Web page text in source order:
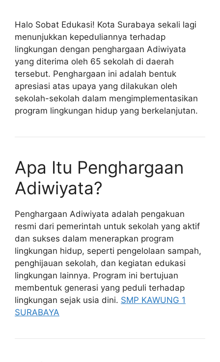
Halo Sobat Edukasi! Kota Surabaya sekali lagi
menunjukkan kepeduliannya terhadap
lingkungan dengan penghargaan Adiwiyata
yang diterima oleh 65 sekolah di daerah
tersebut. Penghargaan ini adalah bentuk
apresiasi atas upaya yang dilakukan oleh
sekolah-sekolah dalam mengimplementasikan
program lingkungan hidup yang berkelanjutan.
Apa Itu Penghargaan
Adiwiyata?
Penghargaan Adiwiyata adalah pengakuan
resmi dari pemerintah untuk sekolah yang aktif
dan sukses dalam menerapkan program
lingkungan hidup, seperti pengelolaan sampah,
penghijauan sekolah, dan kegiatan edukasi
lingkungan lainnya. Program ini bertujuan
membentuk generasi yang peduli terhadap
lingkungan sejak usia dini. SMP KAWUNG 1
SURABAYA